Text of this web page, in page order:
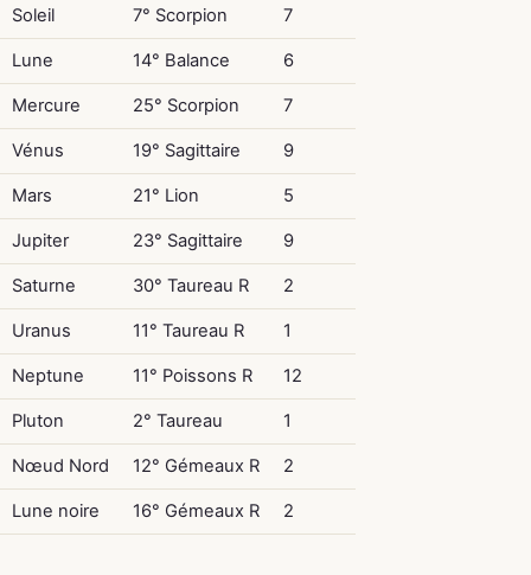
Soleil 7° Scorpion 7
Lune 14° Balance 6
Mercure 25° Scorpion 7
Vénus 19° Sagittaire 9
Mars 21° Lion 5
Jupiter 23° Sagittaire 9
Saturne 30° Taureau R 2
Uranus 11° Taureau R 1
Neptune 11° Poissons R 12
Pluton 2° Taureau 1
Nœud Nord 12° Gémeaux R 2
Lune noire 16° Gémeaux R 2